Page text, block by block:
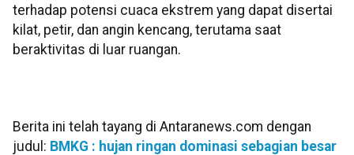
terhadap potensi cuaca ekstrem yang dapat disertai
kilat, petir, dan angin kencang, terutama saat
beraktivitas di luar ruangan.
Berita ini telah tayang di Antaranews.com dengan
judul: BMKG : hujan ringan dominasi sebagian besar